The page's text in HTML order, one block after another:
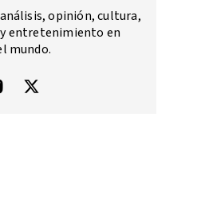
opinión, cultura,
entretenimiento en
mundo.